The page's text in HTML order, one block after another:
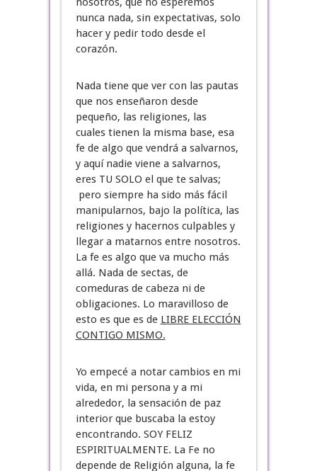
nunca nada, sin expectativas, solo
hacer y pedir todo desde el
corazón.
Nada tiene que ver con las pautas
que nos enseñaron desde
pequeño, las religiones, las
cuales tienen la misma base, esa
fe de algo que vendrá a salvarnos,
y aquí nadie viene a salvarnos,
eres TU SOLO el que te salvas;
pero siempre ha sido más fácil
manipularnos, bajo la política, las
religiones y hacernos culpables y
llegar a matarnos entre nosotros.
La fe es algo que va mucho más
allá. Nada de sectas, de
comeduras de cabeza ni de
obligaciones. Lo maravilloso de
esto es que es de LIBRE ELECCIÓN
CONTIGO MISMO.
Yo empecé a notar cambios en mi
vida, en mi persona y a mi
alrededor, la sensación de paz
interior que buscaba la estoy
encontrando. SOY FELIZ
ESPIRITUALMENTE. La Fe no
depende de Religión alguna, la fe